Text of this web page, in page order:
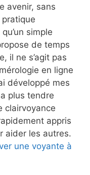
avenir, sans
simple
de temps
il ne s’agit pas
en ligne
développé mes
plus tendre
clairvoyance
appris
aider les autres.
une voyante à